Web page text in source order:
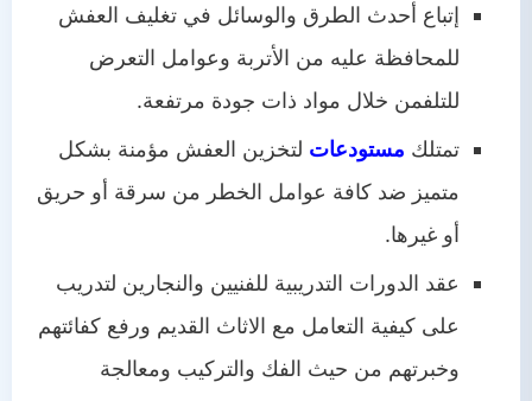
إتباع أحدث الطرق والوسائل في تغليف العفش
للمحافظة عليه من الأتربة وعوامل التعرض
للتلفمن خلال مواد ذات جودة مرتفعة.
تمتلك مستودعات لتخزين العفش مؤمنة بشكل
متميز ضد كافة عوامل الخطر من سرقة أو حريق
أو غيرها.
عقد الدورات التدريبية للفنيين والنجارين لتدريب
على كيفية التعامل مع الاثاث القديم ورفع كفائتهم
وخبرتهم من حيث الفك والتركيب ومعالجة